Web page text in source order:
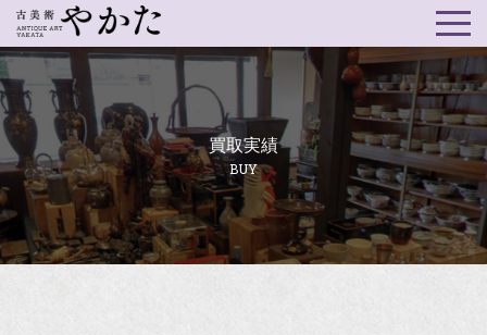
買取実績
BUY